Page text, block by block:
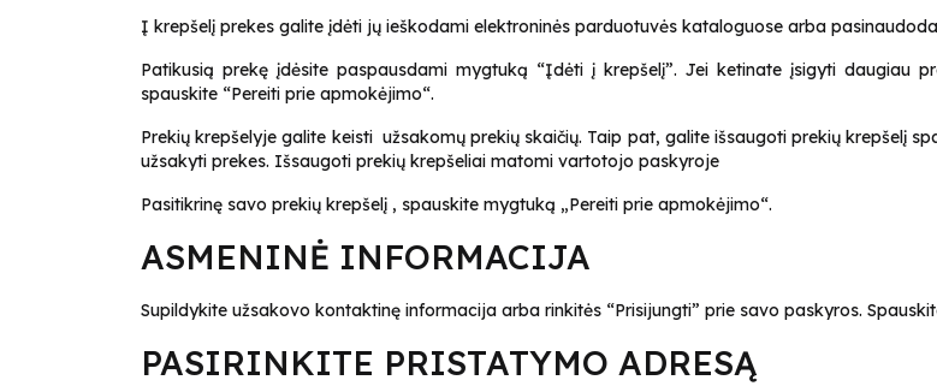
Į krepšelį prekes galite įdėti jų ieškodami elektroninės parduotuvės kataloguose arba
Patikusią prekę įdėsite paspausdami mygtuką “Įdėti į krepšelį”. Jei ketinate įsigyti daugiau
spauskite “Pereiti prie apmokėjimo“.
Prekių krepšelyje galite keisti užsakomų prekių skaičių. Taip pat, galite išsaugoti prekių krepšelį
užsakyti prekes. Išsaugoti prekių krepšeliai matomi vartotojo paskyroje
Pasitikrinę savo prekių krepšelį , spauskite mygtuką „Pereiti prie apmokėjimo“.
ASMENINĖ INFORMACIJA
Supildykite užsakovo kontaktinę informacija arba rinkitės “Prisijungti” prie savo paskyros.
PASIRINKITE PRISTATYMO ADRESĄ